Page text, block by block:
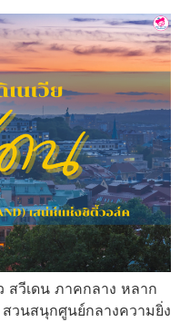
สวีเดน ภาคกลาง หลาก
นสนุกศูนย์กลางความยิ่ง